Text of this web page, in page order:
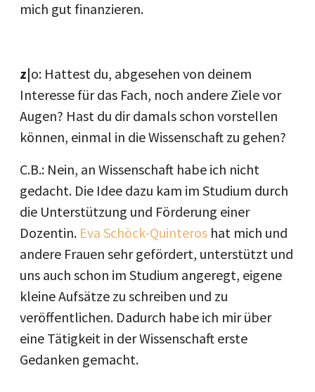
mich gut finanzieren.
z|o: Hattest du, abgesehen von deinem
Interesse für das Fach, noch andere Ziele vor
Augen? Hast du dir damals schon vorstellen
können, einmal in die Wissenschaft zu gehen?
C.B.: Nein, an Wissenschaft habe ich nicht
gedacht. Die Idee dazu kam im Studium durch
die Unterstützung und Förderung einer
Dozentin. Eva Schöck-Quinteros hat mich und
andere Frauen sehr gefördert, unterstützt und
uns auch schon im Studium angeregt, eigene
kleine Aufsätze zu schreiben und zu
veröffentlichen. Dadurch habe ich mir über
eine Tätigkeit in der Wissenschaft erste
Gedanken gemacht.